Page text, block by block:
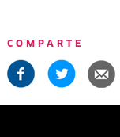
COMPARTE